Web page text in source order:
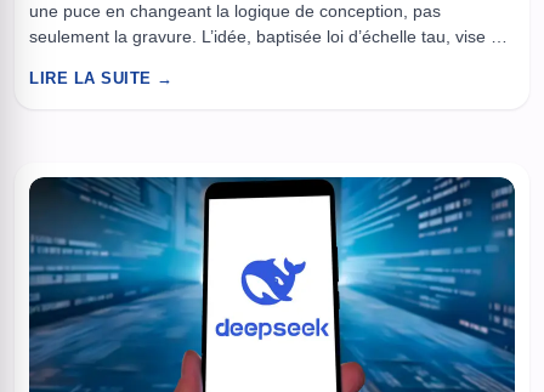
une puce en changeant la logique de conception, pas
seulement la gravure. L’idée, baptisée loi d’échelle tau, vise à
parlent. Dans un contexte de sanctions américaines et de
LIRE LA SUITE →